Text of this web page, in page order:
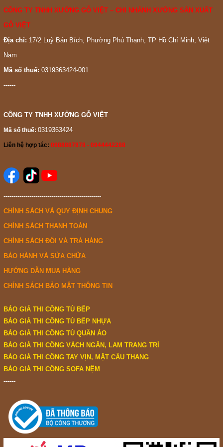
CÔNG TY TNHH XƯỞNG GỖ VIỆT – CHI NHÁNH XƯỞNG SẢN XUẤT
GỖ VIỆT
Địa chỉ: 17/2 Luỹ Bán Bích, Phường Phú Thạnh, TP Hồ Chí Minh, Việt
Nam
Mã số thuế: 0319363424-001
------
CÔNG TY TNHH XƯỞNG GỖ VIỆT
Mã số thuế: 0319363424
Liên hệ hợp tác: 0988887878 - 0944442288
-------------------------------------------------
CHÍNH SÁCH VÀ QUY ĐỊNH CHUNG
CHÍNH SÁCH THANH TOÁN
CHÍNH SÁCH ĐỔI VÀ TRẢ HÀNG
BẢO HÀNH VÀ SỬA CHỮA
HƯỚNG DẪN MUA HÀNG
CHÍNH SÁCH BẢO MẬT THÔNG TIN
BÁO GIÁ THI CÔNG TỦ BẾP
BÁO GIÁ THI CÔNG TỦ BẾP NHỰA
BÁO GIÁ THI CÔNG TỦ QUẦN ÁO
BÁO GIÁ THI CÔNG VÁCH NGĂN, LAM TRANG TRÍ
BÁO GIÁ THI CÔNG TAY VỊN, MẶT CẦU THANG
BÁO GIÁ THI CÔNG SOFA NỆM
------